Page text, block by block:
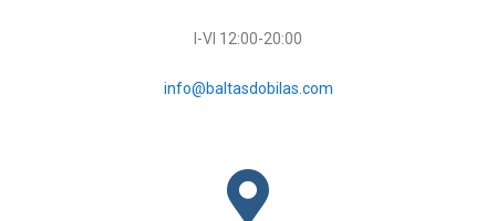
I-VI 12:00-20:00
info@baltasdobilas.com